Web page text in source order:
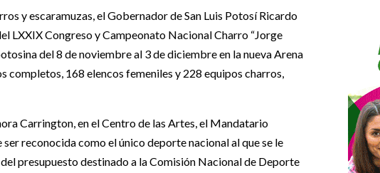
y escaramuzas, el Gobernador de San Luis Potosí Ricardo
LXXIX Congreso y Campeonato Nacional Charro “Jorge
del 8 de noviembre al 3 de diciembre en la nueva Arena
completos, 168 elencos femeniles y 228 equipos charros,
Carrington, en el Centro de las Artes, el Mandatario
reconocida como el único deporte nacional al que se le
presupuesto destinado a la Comisión Nacional de Deporte